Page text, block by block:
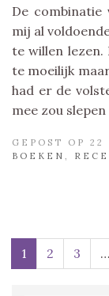
De
mij al
te willen
te moeilijk
had er de
mee zou
GEPOST OP 22
BOEKEN
1 2 3 …